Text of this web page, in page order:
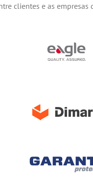
clientes e as empresas